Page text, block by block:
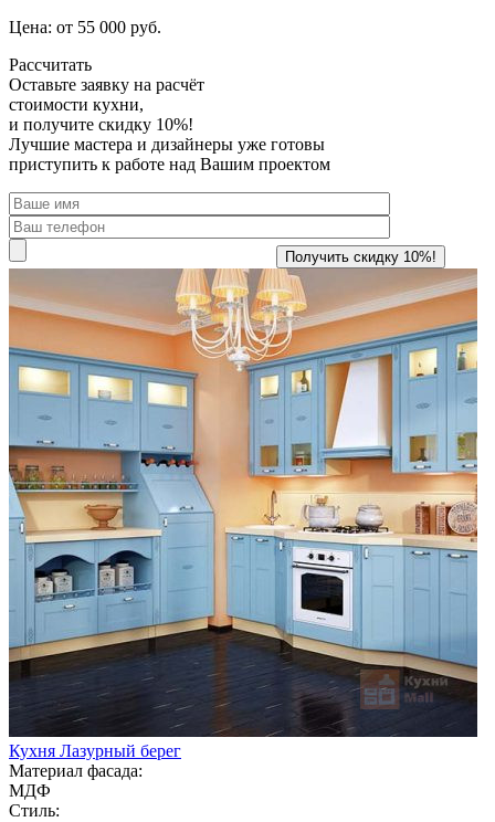
Цена: от 55 000 руб.
Рассчитать
Оставьте заявку на расчёт
стоимости кухни,
и получите скидку 10%!
Лучшие мастера и дизайнеры уже готовы
приступить к работе над Вашим проектом
Кухня Лазурный берег
Материал фасада:
МДФ
Стиль: